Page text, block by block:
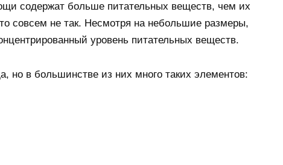
содержат больше питательных веществ, чем их
совсем не так. Несмотря на небольшие размеры,
уровень питательных веществ.
но в большинстве из них много таких элементов: